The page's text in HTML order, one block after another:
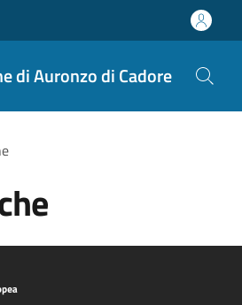
di Auronzo di Cadore